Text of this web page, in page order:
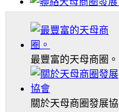
最豐富的天母商圈。
關於天母商圈發展協